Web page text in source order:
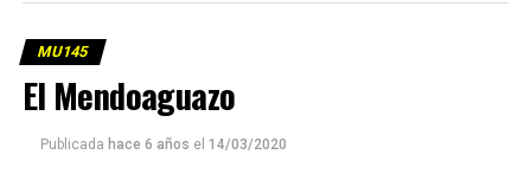
MU145
El Mendoaguazo
Publicada hace 6 años el 14/03/2020